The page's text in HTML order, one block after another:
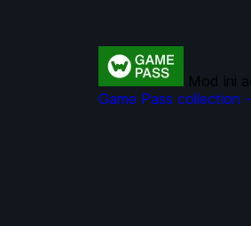
Mod ini
Game Pass collection